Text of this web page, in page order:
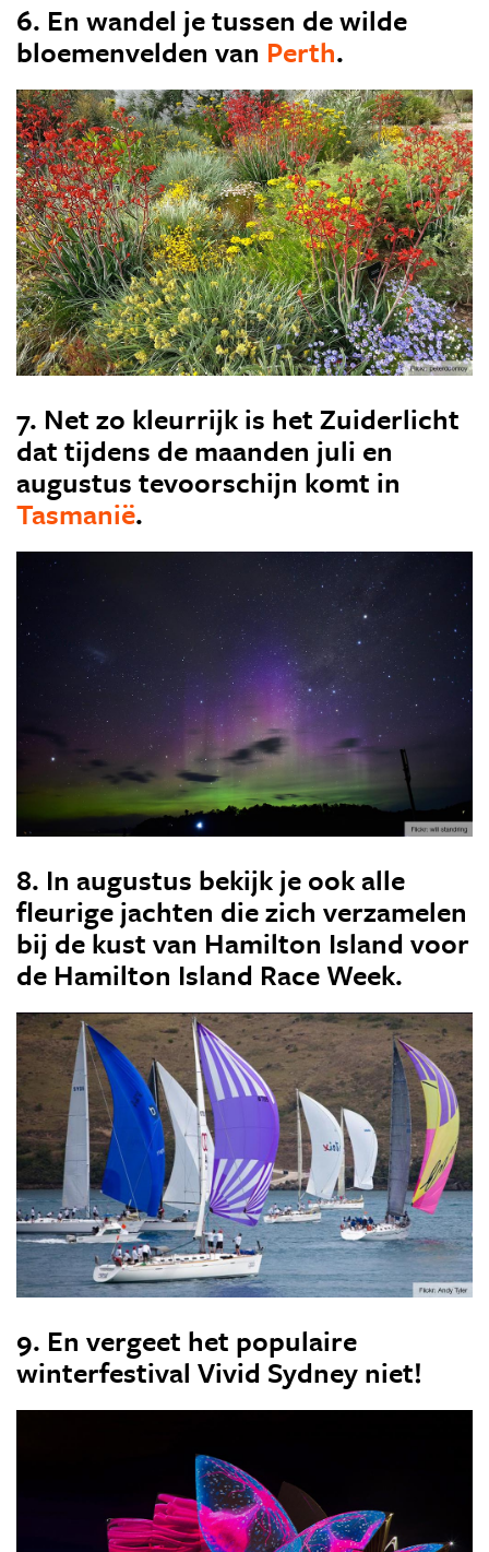
6. En wandel je tussen de wilde
bloemenvelden van Perth.
7. Net zo kleurrijk is het Zuiderlicht
dat tijdens de maanden juli en
augustus tevoorschijn komt in
Tasmanië.
8. In augustus bekijk je ook alle
fleurige jachten die zich verzamelen
bij de kust van Hamilton Island voor
de Hamilton Island Race Week.
9. En vergeet het populaire
winterfestival Vivid Sydney niet!